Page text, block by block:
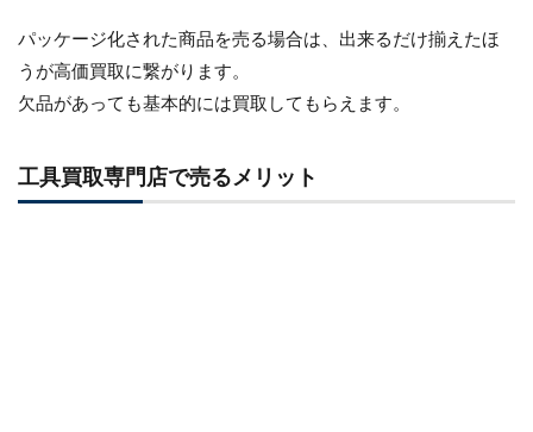
パッケージ化された商品を売る場合は、出来るだけ揃えたほ
うが高価買取に繋がります。
欠品があっても基本的には買取してもらえます。
工具買取専門店で売るメリット